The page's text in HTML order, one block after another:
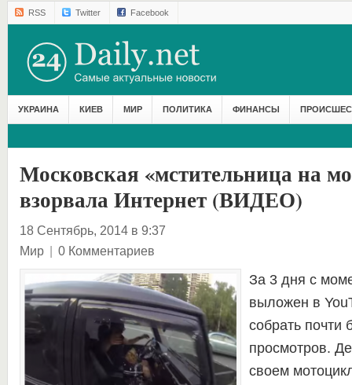
RSS Twitter Facebook
УКРАИНА КИЕВ МИР ПОЛИТИКА ФИНАНСЫ
Московская «мстительница на
взорвала Интернет (ВИДЕО)
18 Сентябрь, 2014 в 9:37
Мир | 0 Комментариев
За 3 дня с
выложен в
собрать почти
просмотров.
своем